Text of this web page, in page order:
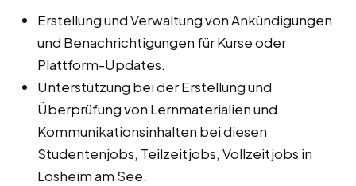
Erstellung und Verwaltung von Ankündigungen
und Benachrichtigungen für Kurse oder
Plattform-Updates.
Unterstützung bei der Erstellung und
Überprüfung von Lernmaterialien und
Kommunikationsinhalten bei diesen
Studentenjobs, Teilzeitjobs, Vollzeitjobs in
Losheim am See.